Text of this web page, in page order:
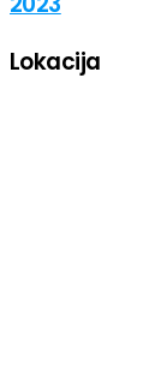
Lokacija